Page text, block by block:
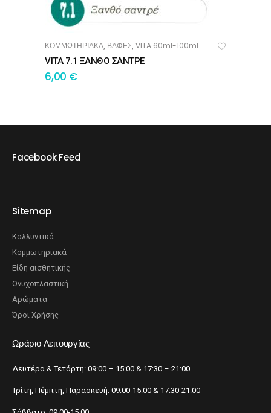
ΠΡΟΣΘΉΚΗ ΣΤΟ ΚΑΛΆΘΙ
ΚΟΜΜΩΤΗΡΙΑΚΑ, ΒΑΦΕΣ, VITA 60ml-100ml
VITA 7.1 ΞΑΝΘΟ ΣΑΝΤΡΕ
6,00 €
Facebook Feed
Sitemap
Καλλυντικά
Κομμωτηριακά
Είδη αισθητικής
Ονυχοπλαστική
Αρώματα
Όροι Χρήσης
Ωράριο Λειτουργίας
Δευτέρα & Τετάρτη: 09:00 – 15:00 & 17:30 – 21:00
Τρίτη, Πέμπτη, Παρασκευή: 09:00-15:00 & 17:30-21:00